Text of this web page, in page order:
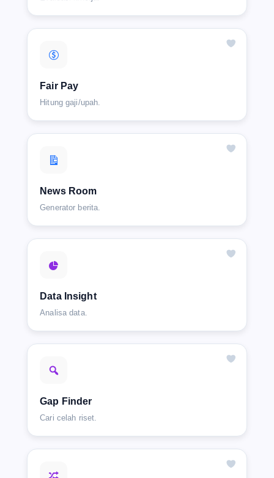
Fair Pay
Hitung gaji/upah.
News Room
Generator berita.
Data Insight
Analisa data.
Gap Finder
Cari celah riset.